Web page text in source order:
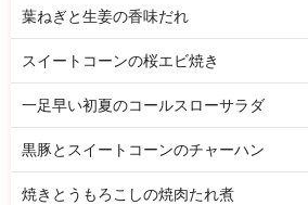
葉ねぎと生姜の香味だれ
スイートコーンの桜エビ焼き
一足早い初夏のコールスローサラダ
黒豚とスイートコーンのチャーハン
焼きとうもろこしの焼肉たれ煮